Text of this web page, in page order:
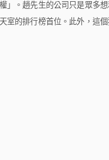
」。趙先生的公司只是眾多
室的排行榜首位。此外，這